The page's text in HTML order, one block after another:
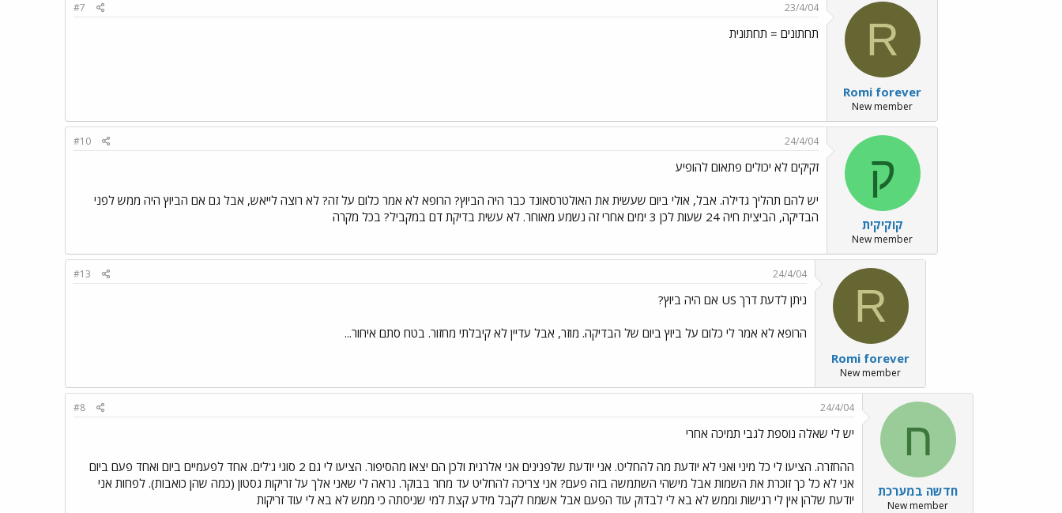
R
Romi forever
New member
23/4/04
#7
תחתונים = תחתונית
ק
קוקיקית
New member
24/4/04
#10
זקיקים לא יכולים פתאום להופיע
יש להם תהליך גדילה. אבל, אולי ביום שעשית את האולטרסאונד כבר היה הביוץ? הרופא לא אמר כלום על זה? לא רוצה לייאש, אבל גם אם הביוץ היה ממש לפני
הבדיקה, הביצית חיה 24 שעות לכן 3 ימים אחרי זה נשמע מאוחר. לא עשית בדיקת דם במקביל? בכל מקרה
R
Romi forever
New member
24/4/04
#13
ניתן לדעת דרך US אם היה ביוץ?
הרופא לא אמר לי כלום על ביוץ ביום של הבדיקה. מוזר, אבל עדיין לא קיבלתי מחזור. בטח סתם איחור...
ח
חדשה במערכת
New member
24/4/04
#8
יש לי שאלה נוספת לגבי תמיכה אחרי
ההחזרה. הציעו לי כל מיני ואני לא יודעת מה להחליט. אני יודעת שלפנינים אני אלרגית ולכן הם יצאו מהסיפור. הציעו לי גם 2 סוגי ג'לים. אחד לפעמיים ביום ואחד פעם ביום
אני לא כל כך זוכרת את השמות אבל מישהי השתמשה בזה פעם? אני צריכה להחליט עד מחר בבוקר. נראה לי שאני אלך על זריקות גסטון (כמה שהן כואבות). לפחות אני
יודעת שלהן אין לי רגישות וממש לא בא לי לבדוק עוד הפעם אבל אשמח לקבל מידע קצת למי שניסתה כי ממש לא בא לי עוד זריקות